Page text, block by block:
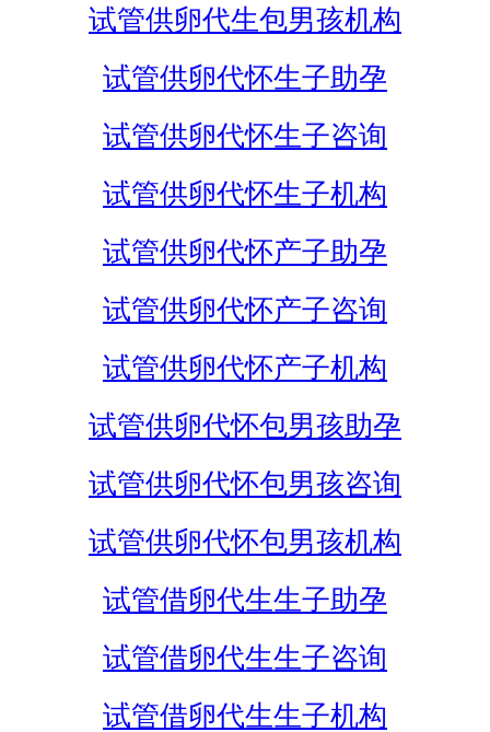
试管供卵代生包男孩机构
试管供卵代怀生子助孕
试管供卵代怀生子咨询
试管供卵代怀生子机构
试管供卵代怀产子助孕
试管供卵代怀产子咨询
试管供卵代怀产子机构
试管供卵代怀包男孩助孕
试管供卵代怀包男孩咨询
试管供卵代怀包男孩机构
试管借卵代生生子助孕
试管借卵代生生子咨询
试管借卵代生生子机构